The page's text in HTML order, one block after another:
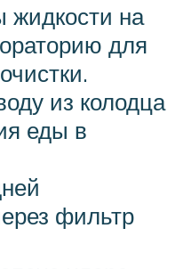
жидкости на
для
из колодца
еды в
фильтр